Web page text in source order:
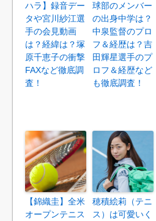
ハラ】録音デー
タや宮川紗江選
手の会見動画
は？経緯は？塚
原千恵子の衝撃
FAXなど徹底調
査！
球部のメンバー
の出身中学は？
中泉監督のプロ
フ＆経歴は？吉
田輝星選手のプ
ロフ＆経歴など
も徹底調査！
【錦織圭】全米
オープンテニス
穂積絵莉（テニ
ス）は可愛いく